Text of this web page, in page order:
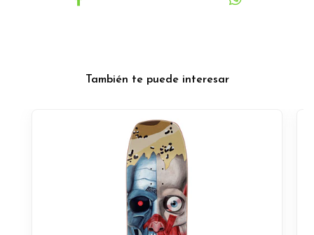
También te puede interesar